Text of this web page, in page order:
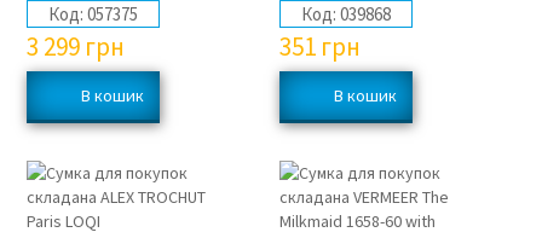
Код: 057375
3 299 грн
Код: 039868
351 грн